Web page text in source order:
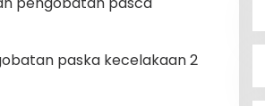
paska kecelakaan 2